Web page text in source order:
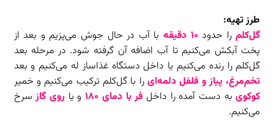
طرز تهیه:
گل‌کلمرا حدود۱۰ دقیقه
با آب در حال جوش می‌پزیم و بعد از
پخت آبکش می‌کنیم تا آب اضافه آن گرفته شود. در مرحله بعد
گل‌کلم را رنده می‌کنیم یا داخل دستگاه غذاساز له می‌کنیم و بعد
تخم‌مرغ، پیاز و فلفل دلمه‌ایرا با گل‌کلم ترکیب می‌کنیم و خمیر
کوکویبه دست آمده را داخل فر با دمای ۱۸۰ و یا روی گازسرخ
می‌کنیم.